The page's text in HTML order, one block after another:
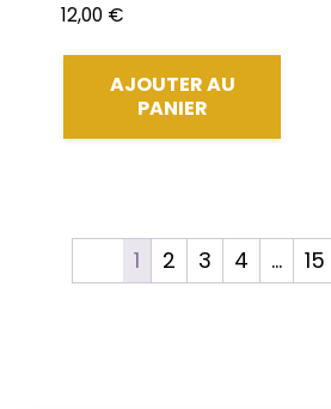
12,00 €
AJOUTER AU
PANIER
1 2 3 4 … 15